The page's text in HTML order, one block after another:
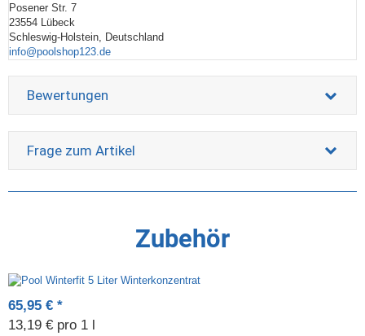
Posener Str. 7
23554 Lübeck
Schleswig-Holstein, Deutschland
info@poolshop123.de
Bewertungen
Frage zum Artikel
Zubehör
65,95 € *
13,19 € pro 1 l